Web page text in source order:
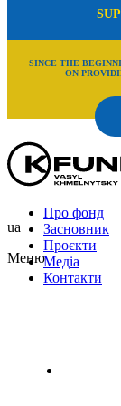
SINCE THE
ON
Про фонд
Засновник
Проєкти
Медіа
Контакти
ua
Меню